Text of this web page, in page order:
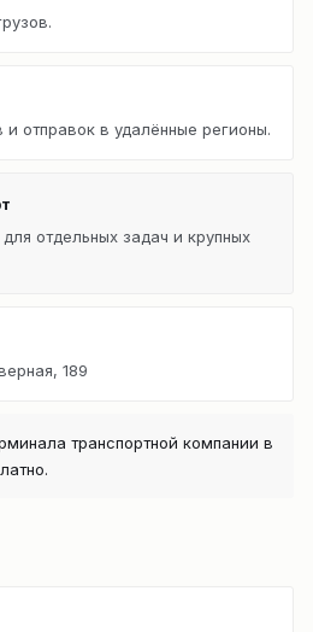
отправок в удалённые регионы.
отдельных задач и крупных
189
транспортной компании в